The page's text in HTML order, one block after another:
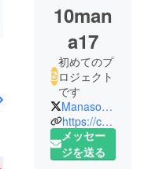
10man
a17
初めてのプ
ロジェクト
です
Manaso7777777
https://c8m-freedom.com/
メッセー
ジを送る